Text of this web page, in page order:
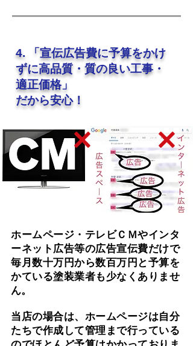
4. 「宣伝広告費に予算をかけ
ずに高品質・質の良い工事・
適正価格」
だから安心！
ホームページ・テレビＣＭやインタ
ーネット広告等の広告宣伝費だけで
毎月数十万円から数百万円と予算を
かている塗装業者も少なくありませ
ん。
当店の場合は、ホームページは自分
たちで作成して管理まで行っている